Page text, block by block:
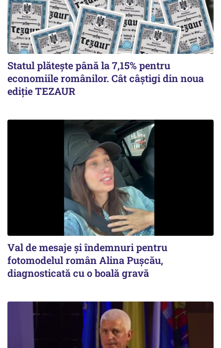
Statul plătește până la 7,15% pentru
economiile românilor. Cât câștigi din noua
ediție TEZAUR
Val de mesaje și îndemnuri pentru
fotomodelul român Alina Pușcău,
diagnosticată cu o boală gravă